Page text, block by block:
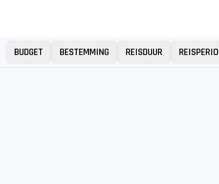
BUDGET BESTEMMING REISDUUR